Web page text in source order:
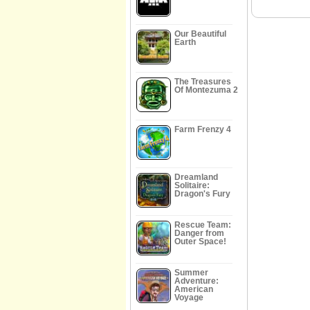
Our Beautiful
Earth
The Treasures
Of Montezuma 2
Farm Frenzy 4
Dreamland
Solitaire:
Dragon's Fury
Rescue Team:
Danger from
Outer Space!
Summer
Adventure:
American
Voyage